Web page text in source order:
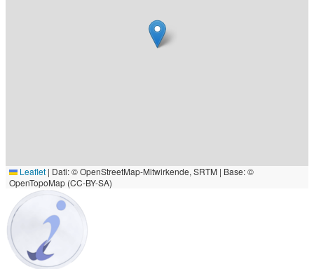
Leaflet | Dati: © OpenStreetMap-Mitwirkende, SRTM | Base: ©
OpenTopoMap (CC-BY-SA)